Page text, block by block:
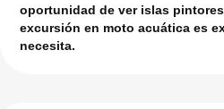
oportunidad de ver islas
excursión en moto acuática es
necesita.